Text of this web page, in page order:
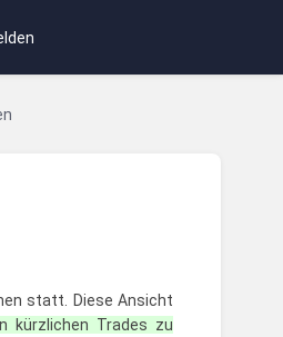
statt. Diese Ansicht
kürzlichen Trades zu